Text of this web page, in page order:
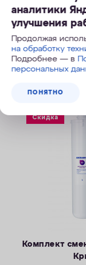
Скидка
Комплект
аналитики
улучшения
Продолжая
на обработку
Подробнее — в
персональных
ПОНЯТНО